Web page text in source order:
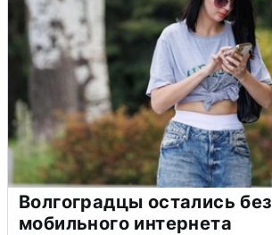
Волгоградцы остались без
мобильного интернета